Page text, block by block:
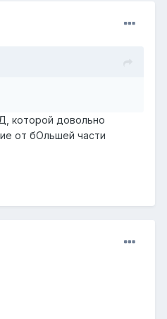
которой довольно
от бОльшей части